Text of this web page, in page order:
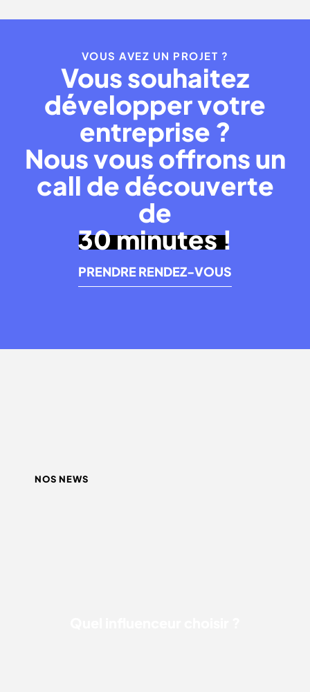
VOUS AVEZ UN PROJET ?
Vous souhaitez
développer votre
entreprise ?
Nous vous offrons un
call de découverte
de
30 minutes !
PRENDRE RENDEZ-VOUS
NOS NEWS